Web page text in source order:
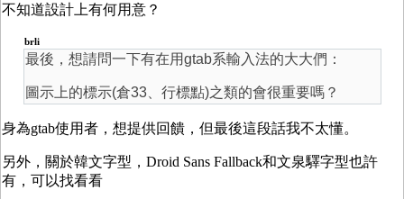
不知道設計上有何用意？
brli
最後，想請問一下有在用gtab系輸入法的大大們：
圖示上的標示(倉33、行標點)之類的會很重要嗎？
身為gtab使用者，想提供回饋，但最後這段話我不太懂。
另外，關於韓文字型，Droid Sans Fallback和文泉驛字型也許
有，可以找看看